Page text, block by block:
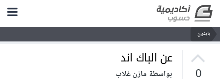
بايثون
0
عن الباك اند
بواسطة مازن غلاب